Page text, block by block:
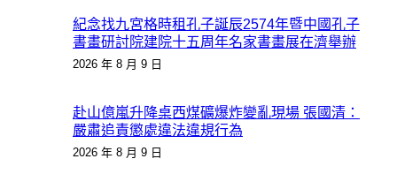
紀念找九宮格時租孔子誕辰2574年暨中國孔子
書畫研討院建院十五周年名家書畫展在濟舉辦
2026 年 8 月 9 日
赴山億嵐升降桌西煤礦爆炸變亂現場 張國清：
嚴肅追責懲處違法違規行為
2026 年 8 月 9 日